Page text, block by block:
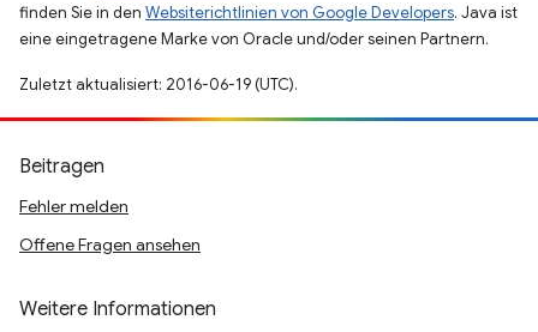
finden Sie in den Websiterichtlinien von Google Developers. Java ist
eine eingetragene Marke von Oracle und/oder seinen Partnern.
Zuletzt aktualisiert: 2016-06-19 (UTC).
Beitragen
Fehler melden
Offene Fragen ansehen
Weitere Informationen